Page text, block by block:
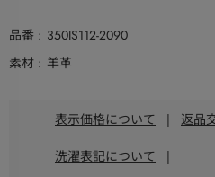
品番
350IS112-2090
素材
羊革
表示価格について | 返品
洗濯表記について |